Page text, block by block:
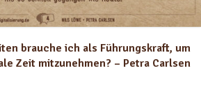
brauche ich als Führungskraft, um
Zeit mitzunehmen? – Petra Carlsen